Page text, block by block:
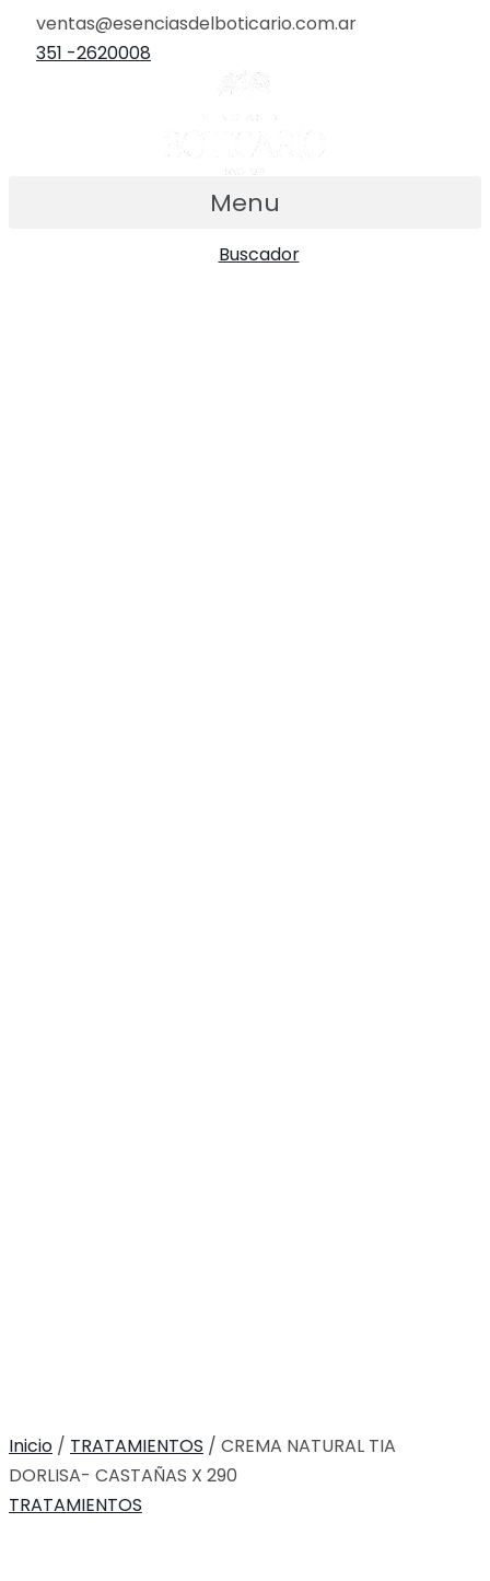
ventas@esenciasdelboticario.com.ar
351 -2620008
Menu
Buscador
Inicio / TRATAMIENTOS / CREMA NATURAL TIA
DORLISA- CASTAÑAS X 290
TRATAMIENTOS